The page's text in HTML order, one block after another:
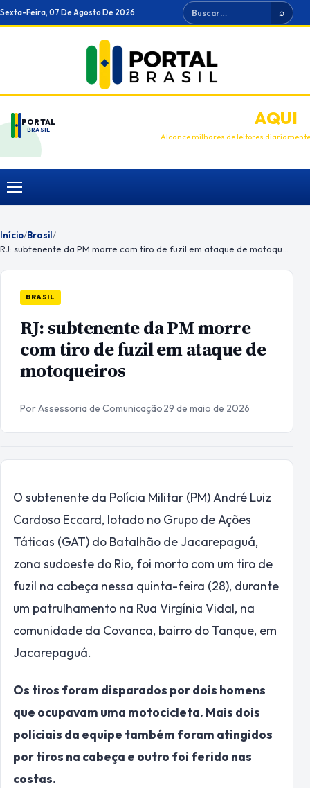
Ir
para
Sexta-Feira, 07 De Agosto De 2026 Buscar ⌕
PORTAL
BRASIL
ANUNCIEAQUI
Alcance milhares de leitores diariamente
Menu
Início/Brasil/
BRASIL
RJ: subtenente da PM morre
com tiro de fuzil em ataque de
motoqueiros
Por Assessoria de Comunicação·29 de maio de 2026
O subtenente da Polícia Militar (PM) André Luiz
Cardoso Eccard, lotado no Grupo de Ações
Táticas (GAT) do Batalhão de Jacarepaguá,
zona sudoeste do Rio, foi morto com um tiro de
fuzil na cabeça nessa quinta-feira (28), durante
um patrulhamento na Rua Virgínia Vidal, na
comunidade da Covanca, bairro do Tanque, em
Jacarepaguá.
Os tiros foram disparados por dois homens
que ocupavam uma motocicleta. Mais dois
policiais da equipe também foram atingidos
por tiros na cabeça e outro foi ferido nas
costas.